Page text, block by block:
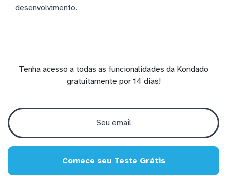
desenvolvimento.
Tenha acesso a todas as funcionalidades da Kondado
gratuitamente por 14 dias!
Comece seu Teste Grátis